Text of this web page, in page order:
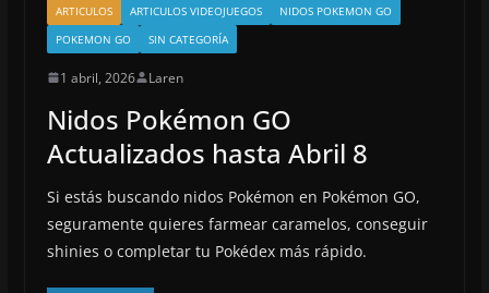
ARTICULOS ARTICULOS VIDEOJUEGOS
NIDOS POKEMON GO
POKEMON GO
SIN CATEGORÍA
1 abril, 2026 Laren
Nidos Pokémon GO
Actualizados hasta Abril 8
Si estás buscando nidos Pokémon en Pokémon GO,
seguramente quieres farmear caramelos, conseguir
shinies o completar tu Pokédex más rápido.